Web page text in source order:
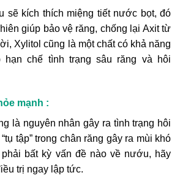
sẽ kích thích miệng tiết nước bọt, đó
giúp bảo vệ răng, chống lại Axit từ
Xylitol cũng là một chất có khả năng
hạn chế tình trạng sâu răng và hôi
mạnh :
là nguyên nhân gây ra tình trạng hôi
tập” trong chân răng gây ra mùi khó
bất kỳ vấn đề nào về nướu, hãy
trị ngay lập tức.